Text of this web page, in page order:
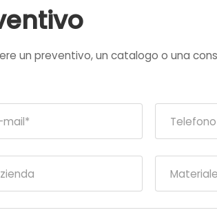
un preventivo, un catalogo o una